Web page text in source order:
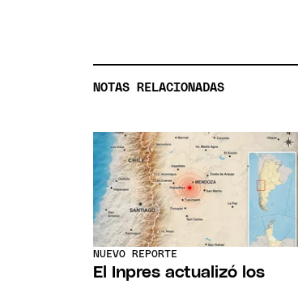
NOTAS RELACIONADAS
NUEVO REPORTE
El Inpres actualizó los